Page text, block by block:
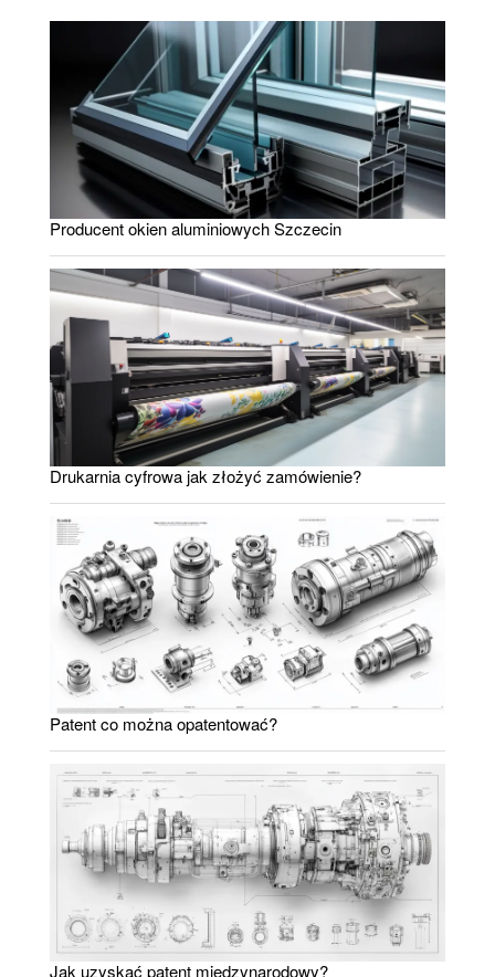
Producent okien aluminiowych Szczecin
Drukarnia cyfrowa jak złożyć zamówienie?
Patent co można opatentować?
Jak uzyskać patent międzynarodowy?